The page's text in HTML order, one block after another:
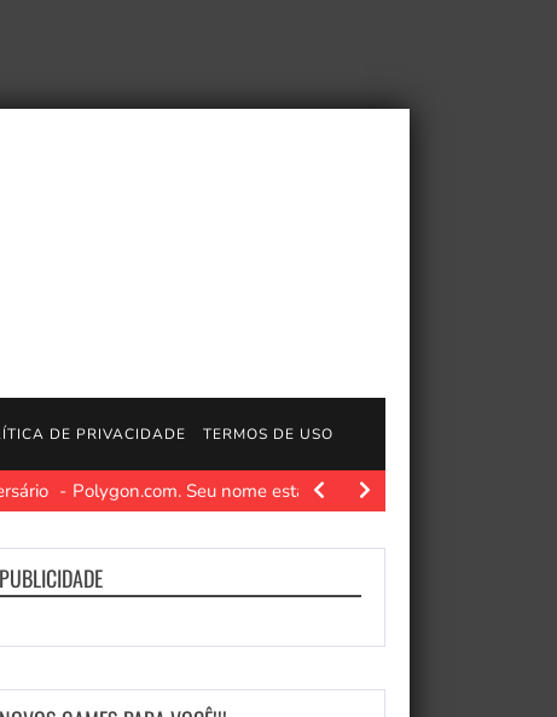
DE PRIVACIDADE TERMOS DE USO
Polygon.com. Seu nome está voltando aos cinemas para
PUBLICIDADE